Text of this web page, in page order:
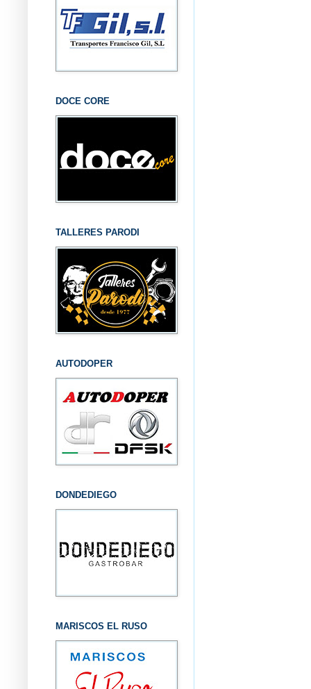
DOCE CORE
TALLERES PARODI
AUTODOPER
DONDEDIEGO
MARISCOS EL RUSO